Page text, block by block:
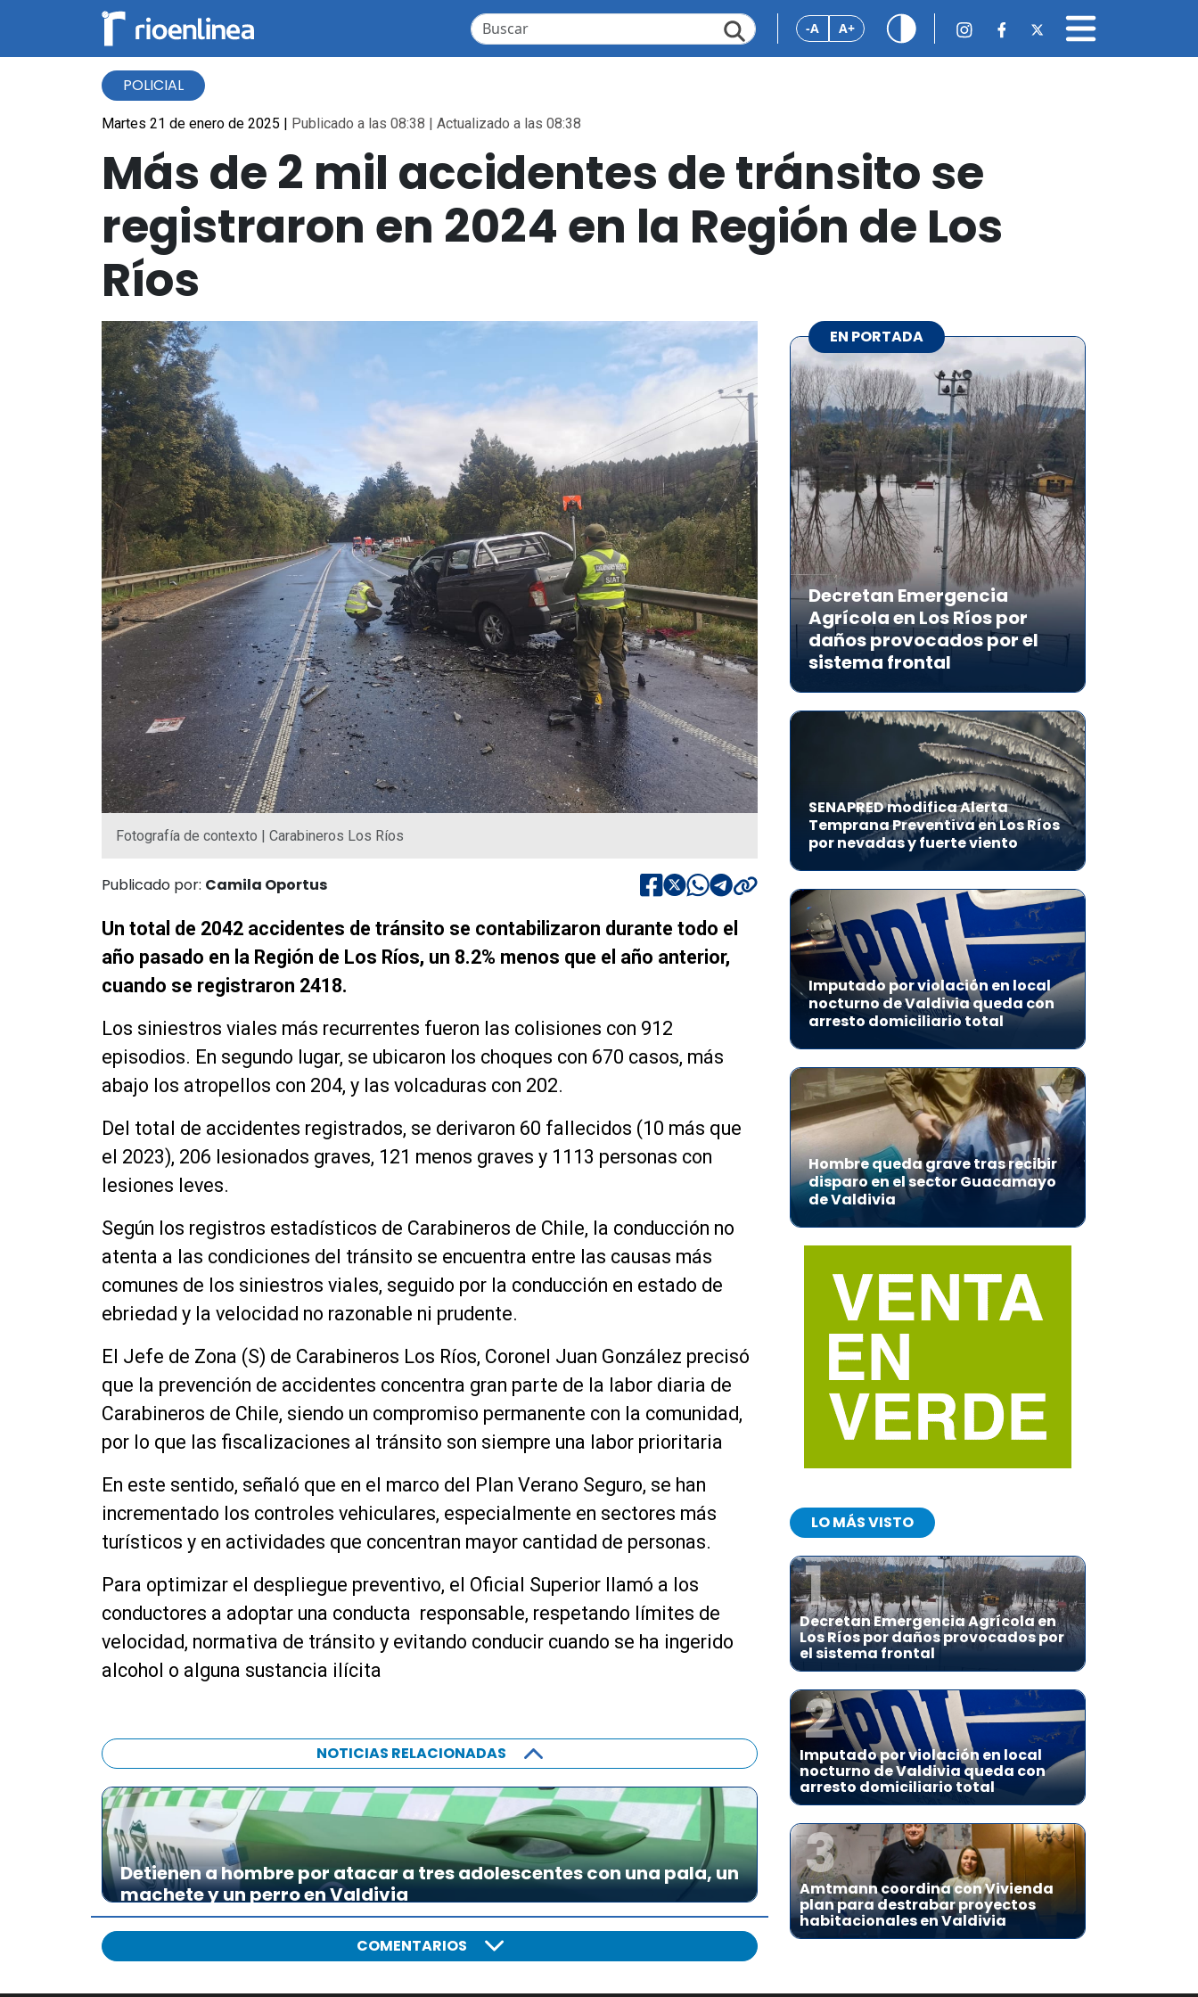
-A A+
POLICIAL
Martes 21 de enero de 2025 | Publicado a las 08:38 | Actualizado a las 08:38
Más de 2 mil accidentes de tránsito se
registraron en 2024 en la Región de Los
Ríos
Fotografía de contexto | Carabineros Los Ríos
Publicado por: Camila Oportus
Un total de 2042 accidentes de tránsito se contabilizaron durante todo el
año pasado en la Región de Los Ríos, un 8.2% menos que el año anterior,
cuando se registraron 2418.
Los siniestros viales más recurrentes fueron las colisiones con 912
episodios. En segundo lugar, se ubicaron los choques con 670 casos, más
abajo los atropellos con 204, y las volcaduras con 202.
Del total de accidentes registrados, se derivaron 60 fallecidos (10 más que
el 2023), 206 lesionados graves, 121 menos graves y 1113 personas con
lesiones leves.
Según los registros estadísticos de Carabineros de Chile, la conducción no
atenta a las condiciones del tránsito se encuentra entre las causas más
comunes de los siniestros viales, seguido por la conducción en estado de
ebriedad y la velocidad no razonable ni prudente.
El Jefe de Zona (S) de Carabineros Los Ríos, Coronel Juan González precisó
que la prevención de accidentes concentra gran parte de la labor diaria de
Carabineros de Chile, siendo un compromiso permanente con la comunidad,
por lo que las fiscalizaciones al tránsito son siempre una labor prioritaria
En este sentido, señaló que en el marco del Plan Verano Seguro, se han
incrementado los controles vehiculares, especialmente en sectores más
turísticos y en actividades que concentran mayor cantidad de personas.
Para optimizar el despliegue preventivo, el Oficial Superior llamó a los
conductores a adoptar una conducta responsable, respetando límites de
velocidad, normativa de tránsito y evitando conducir cuando se ha ingerido
alcohol o alguna sustancia ilícita
NOTICIAS RELACIONADAS
Detienen a hombre por atacar a tres adolescentes con una pala, un
machete y un perro en Valdivia
COMENTARIOS
EN PORTADA
Decretan Emergencia
Agrícola en Los Ríos por
daños provocados por el
sistema frontal
SENAPRED modifica Alerta
Temprana Preventiva en Los Ríos
por nevadas y fuerte viento
Imputado por violación en local
nocturno de Valdivia queda con
arresto domiciliario total
Hombre queda grave tras recibir
disparo en el sector Guacamayo
de Valdivia
LO MÁS VISTO
1
Decretan Emergencia Agrícola en
Los Ríos por daños provocados por
el sistema frontal
2
Imputado por violación en local
nocturno de Valdivia queda con
arresto domiciliario total
3
Amtmann coordina con Vivienda
plan para destrabar proyectos
habitacionales en Valdivia